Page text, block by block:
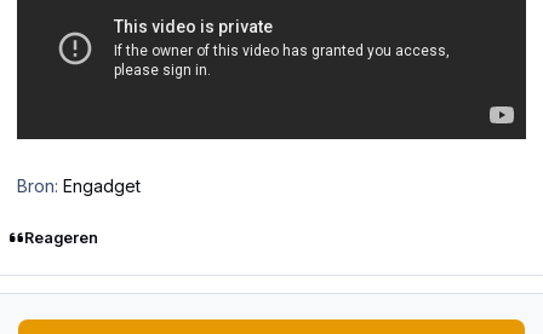
Bron: Engadget
Reageren